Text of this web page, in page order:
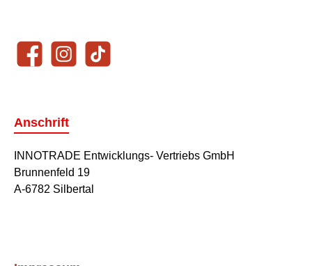
FacebookInstagramTikTok
Anschrift
INNOTRADE Entwicklungs- Vertriebs GmbH
Brunnenfeld 19
A-6782 Silbertal